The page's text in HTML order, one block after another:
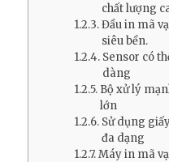
chất lượng
Đầu in mã
siêu bền.
Sensor có
dàng
Bộ xử lý
lớn
Sử dụng
đa dạng
Máy in mã